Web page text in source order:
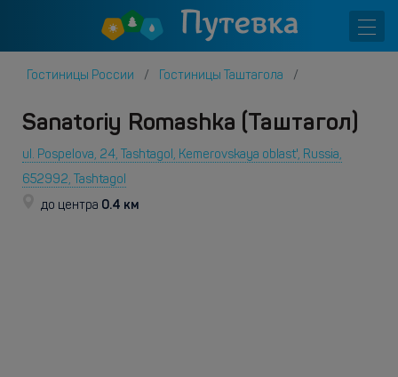
Гостиницы России Гостиницы Таштагола
Sanatoriy Romashka (Таштагол)
ul. Pospelova, 24, Tashtagol, Kemerovskaya oblast', Russia,
652992, Tashtagol
до центра 0.4 км